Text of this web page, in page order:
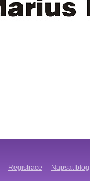
Registrace Napsat blog